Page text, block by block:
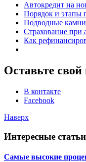
Автокредит на
Порядок и этапы
Подводные камни
Страхование при
Как
Оставьте
В контакте
Facebook
Наверх
Интересные статьи
Самые высокие